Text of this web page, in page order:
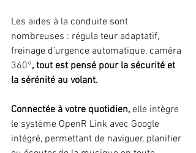
Les aides à la conduite sont
nombreuses : régula teur adaptatif,
freinage d’urgence automatique, caméra
360°, tout est pensé pour la sécurité et
la sérénité au volant.
Connectée à votre quotidien, elle intègre
le système OpenR Link avec Google
intégré, permettant de naviguer, planifier